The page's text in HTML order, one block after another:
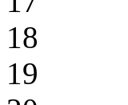
18
19